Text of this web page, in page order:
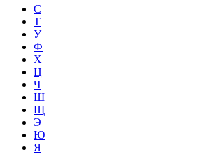
С
Т
У
Ф
Х
Ц
Ч
Ш
Щ
Э
Ю
Я